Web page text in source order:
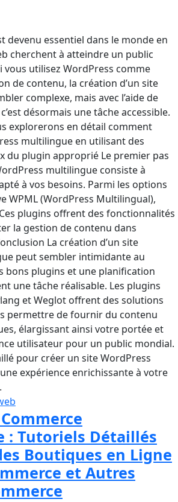
devenu essentiel dans le monde en
cherchent à atteindre un public
vous utilisez WordPress comme
de contenu, la création d’un site
complexe, mais avec l’aide de
désormais une tâche accessible.
explorerons en détail comment
multilingue en utilisant des
du plugin approprié Le premier pas
multilingue consiste à
à vos besoins. Parmi les options
WPML (WordPress Multilingual),
plugins offrent des fonctionnalités
la gestion de contenu dans
La création d’un site
peut sembler intimidante au
bons plugins et une planification
une tâche réalisable. Les plugins
et Weglot offrent des solutions
permettre de fournir du contenu
élargissant ainsi votre portée et
utilisateur pour un public mondial.
pour créer un site WordPress
expérience enrichissante à votre
: Tutoriels Détaillés
Boutiques en Ligne
et Autres